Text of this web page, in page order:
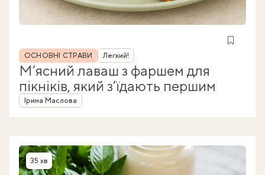
Рубрика
ОСНОВНІ СТРАВИ Легкий!
М’ясний лаваш з фаршем для
пікніків, який з’їдають першим
Автор
Ірина Маслова
Час приготування
35 хв